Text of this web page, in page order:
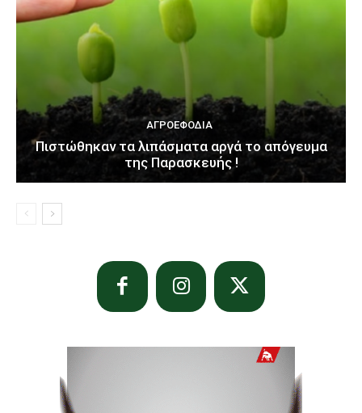
ΑΓΡΟΕΦΌΔΙΑ
Πιστώθηκαν τα λιπάσματα αργά το απόγευμα
της Παρασκευής !